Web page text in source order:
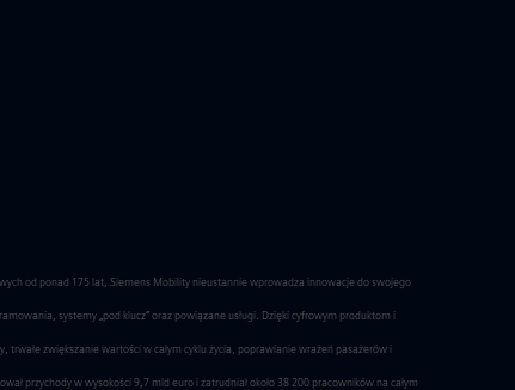
od ponad 175 lat, Siemens Mobility nieustannie wprowadza innowacje do swojego
systemy „pod klucz” oraz powiązane usługi. Dzięki cyfrowym produktom i
zwiększanie wartości w całym cyklu życia, poprawianie wrażeń pasażerów i
przychody w wysokości 9,7 mld euro i zatrudniał około 38 200 pracowników na całym